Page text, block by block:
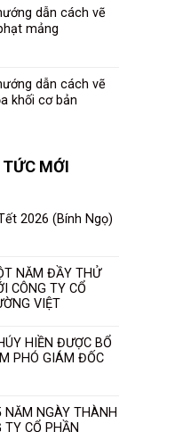
dẫn cách vẽ
mảng
dẫn cách vẽ
khối cơ bản
MỚI
2026 (Bính Ngọ)
NĂM ĐẦY THỬ
CÔNG TY CỔ
VIỆT
HIỀN ĐƯỢC BỔ
PHÓ GIÁM ĐỐC
NĂM NGÀY THÀNH
TY CỔ PHẦN